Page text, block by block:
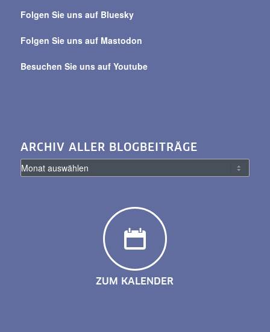
Folgen Sie uns auf Bluesky
Folgen Sie uns auf Mastodon
Besuchen Sie uns auf Youtube
ARCHIV ALLER BLOGBEITRÄGE
ZUM KALENDER